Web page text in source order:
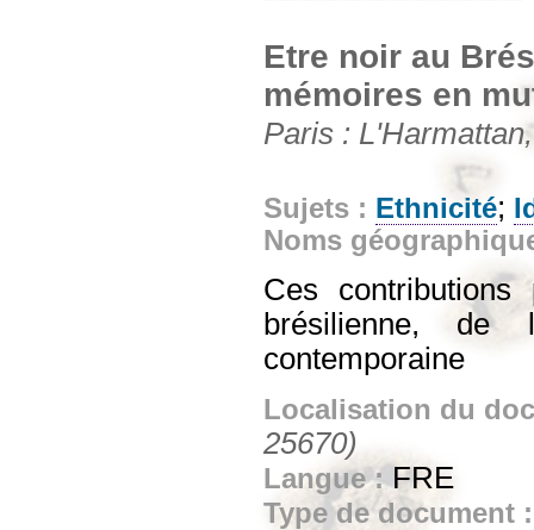
Etre noir au
mémoires en
Paris :
Sujets : Ethnicité;
Noms
Ces
brésilienne,
contemporaine
Localisation du
25670)
Langue : FRE
Type de document